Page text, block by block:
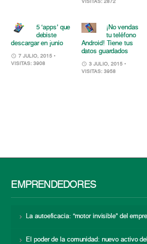
VISITAS: 2872
5 ‘apps’ que
debiste
descargar en junio
7 JULIO, 2015 •
VISITAS: 3908
¡No vendas
tu teléfono
Android! Tiene tus
datos guardados
3 JULIO, 2015 •
VISITAS: 3958
EMPRENDEDORES
La autoeficacia: “motor invisible” del
El poder de la comunidad: nuevo activo